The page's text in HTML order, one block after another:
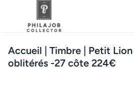
Accueil | Timbre | Petit
oblitérés -27 côte 224€